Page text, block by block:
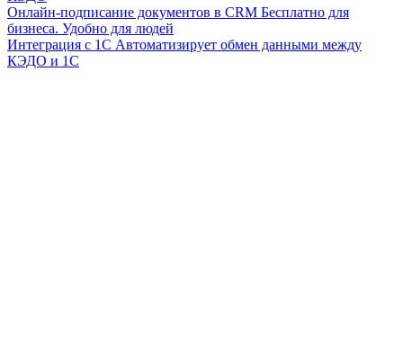
Онлайн-подписание документов в CRM Бесплатно для
бизнеса. Удобно для людей
Интеграция с 1С Автоматизирует обмен данными между
КЭДО и 1С